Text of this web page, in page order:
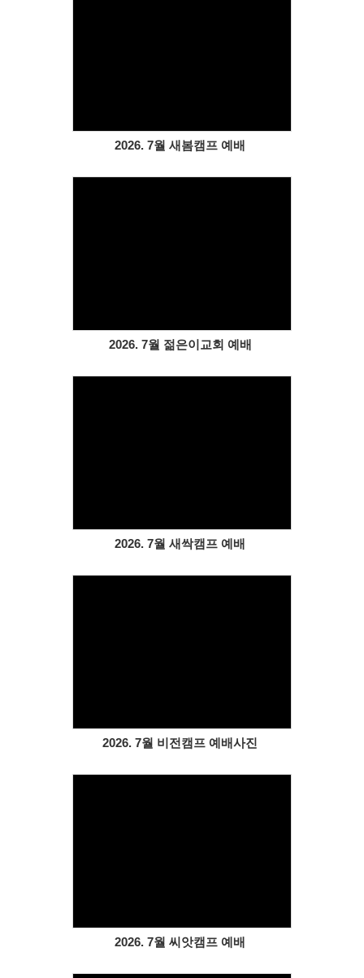
2026. 7월 새봄캠프 예배
2026. 7월 젊은이교회 예배
2026. 7월 새싹캠프 예배
2026. 7월 비전캠프 예배사진
2026. 7월 씨앗캠프 예배